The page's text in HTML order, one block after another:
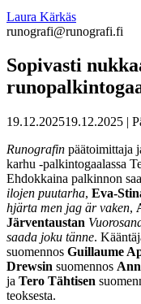
Laura Kärkäs
runografi@runografi.fi
Sopivasti
19.12.202519.12.2025 |
Runografin päätoimittaja
karhu -palkintogaalassa
Ehdokkaina palkinnon
ilojen puutarha, Eva-
hjärta men jag är vaken,
Järventaustan
saada joku tänne.
suomennos Guillaume
Drewsin suomennos
ja Tero Tähtisen
teoksesta.